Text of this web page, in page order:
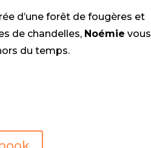
d’une forêt de fougères et
de chandelles, Noémie vous
du temps.